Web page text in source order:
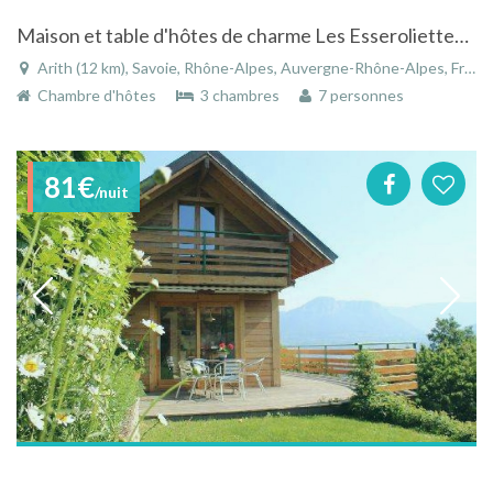
Maison et table d'hôtes de charme Les Esseroliettes à Arith en Savoie
Arith (12 km), Savoie, Rhône-Alpes, Auvergne-Rhône-Alpes, France
Chambre d'hôtes
3 chambres 7 personnes
81€/nuit